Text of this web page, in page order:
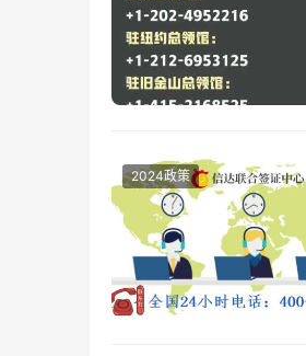
2024政策